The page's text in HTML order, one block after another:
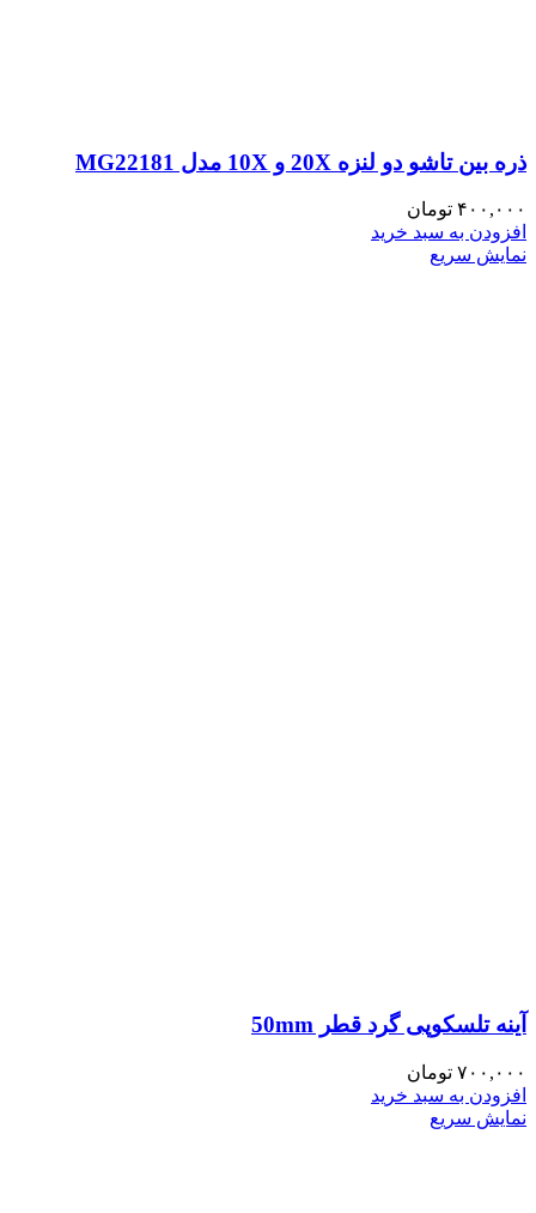
ذره بین تاشو دو لنزه 20X و 10X مدل MG22181
۴۰۰,۰۰۰ تومان
افزودن به سبد خرید
نمایش سریع
آینه تلسکوپی گرد قطر 50mm
۷۰۰,۰۰۰ تومان
افزودن به سبد خرید
نمایش سریع